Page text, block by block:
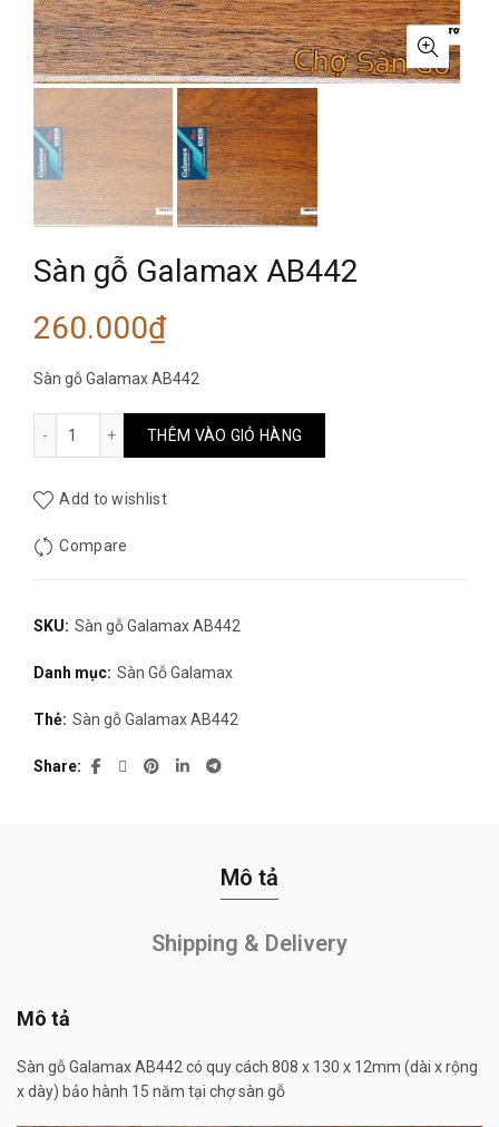
Sàn gỗ Galamax AB442
260.000₫
Sàn gỗ Galamax AB442
Sàn gỗ Galamax AB442 số lượng
THÊM VÀO GIỎ HÀNG
Add to wishlist
Compare
SKU: Sàn gỗ Galamax AB442
Danh mục: Sàn Gỗ Galamax
Thẻ: Sàn gỗ Galamax AB442
Share
Mô tả
Shipping & Delivery
Mô tả
Sàn gỗ Galamax AB442 có quy cách 808 x 130 x 12mm (dài x rộng
x dày) bảo hành 15 năm tại chợ sàn gỗ